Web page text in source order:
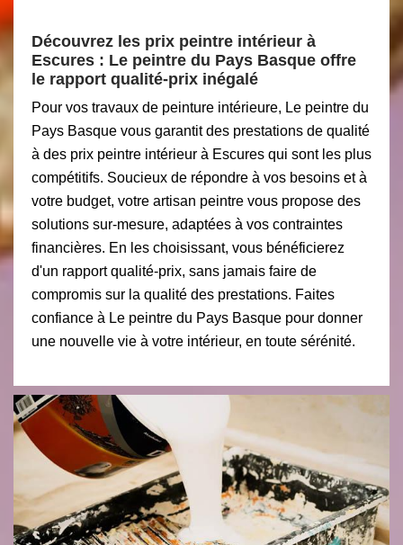
Découvrez les prix peintre intérieur à
Escures : Le peintre du Pays Basque offre
le rapport qualité-prix inégalé
Pour vos travaux de peinture intérieure, Le peintre du
Pays Basque vous garantit des prestations de qualité
à des prix peintre intérieur à Escures qui sont les plus
compétitifs. Soucieux de répondre à vos besoins et à
votre budget, votre artisan peintre vous propose des
solutions sur-mesure, adaptées à vos contraintes
financières. En les choisissant, vous bénéficierez
d'un rapport qualité-prix, sans jamais faire de
compromis sur la qualité des prestations. Faites
confiance à Le peintre du Pays Basque pour donner
une nouvelle vie à votre intérieur, en toute sérénité.